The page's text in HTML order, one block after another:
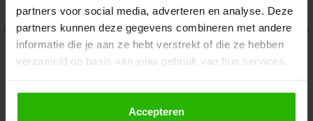
partners voor social media, adverteren en analyse. Deze
partners kunnen deze gegevens combineren met andere
informatie die je aan ze hebt verstrekt of die ze hebben
verzameld op basis van jouw gebruik van hun services.
Als je op "Accepteer" klikt, dan geef je Voordeeluitjes.nl
toestemming om cookies voor social media en
Accepteren
Application error: a client-side exception has occurred while
loadingwww.voordeeluitjes.nl (see the browser console for more
information).